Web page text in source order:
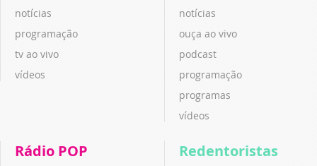
notícias
programação
tv ao vivo
vídeos
notícias
ouça ao vivo
podcast
programação
programas
vídeos
Rádio POP Redentoristas